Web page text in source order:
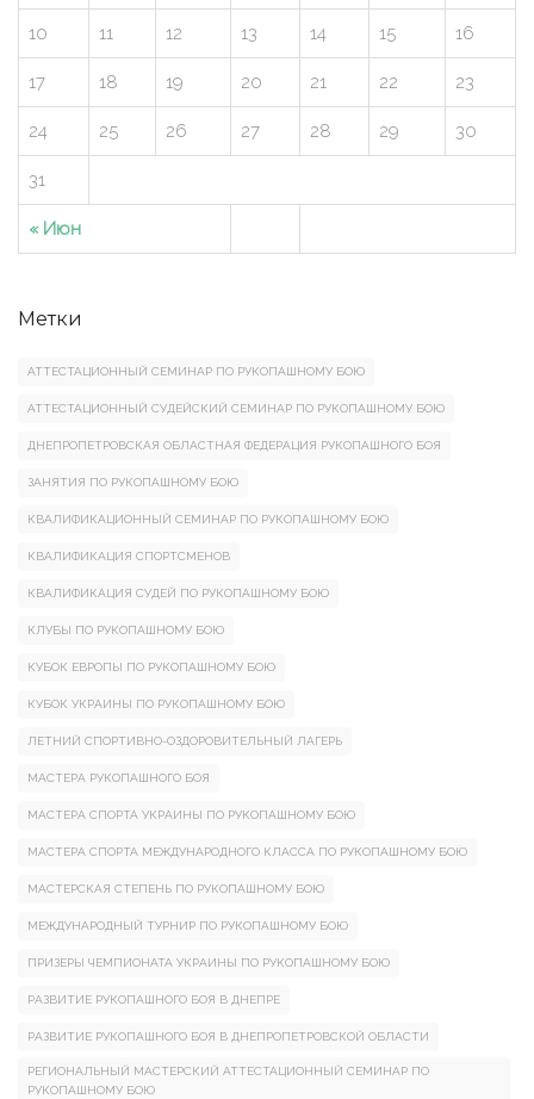
« Июн
10 11 12 13 14 15 16
17 18 19 20 21 22 23
24 25 26 27 28 29 30
31
Метки
АТТЕСТАЦИОННЫЙ СЕМИНАР ПО РУКОПАШНОМУ БОЮ
АТТЕСТАЦИОННЫЙ СУДЕЙСКИЙ СЕМИНАР ПО РУКОПАШНОМУ БОЮ
ДНЕПРОПЕТРОВСКАЯ ОБЛАСТНАЯ ФЕДЕРАЦИЯ РУКОПАШНОГО БОЯ
ЗАНЯТИЯ ПО РУКОПАШНОМУ БОЮ
КВАЛИФИКАЦИОННЫЙ СЕМИНАР ПО РУКОПАШНОМУ БОЮ
КВАЛИФИКАЦИЯ СПОРТСМЕНОВ
КВАЛИФИКАЦИЯ СУДЕЙ ПО РУКОПАШНОМУ БОЮ
КЛУБЫ ПО РУКОПАШНОМУ БОЮ
КУБОК ЕВРОПЫ ПО РУКОПАШНОМУ БОЮ
КУБОК УКРАИНЫ ПО РУКОПАШНОМУ БОЮ
ЛЕТНИЙ СПОРТИВНО-ОЗДОРОВИТЕЛЬНЫЙ ЛАГЕРЬ
МАСТЕРА РУКОПАШНОГО БОЯ
МАСТЕРА СПОРТА УКРАИНЫ ПО РУКОПАШНОМУ БОЮ
МАСТЕРА СПОРТА МЕЖДУНАРОДНОГО КЛАССА ПО РУКОПАШНОМУ БОЮ
МАСТЕРСКАЯ СТЕПЕНЬ ПО РУКОПАШНОМУ БОЮ
МЕЖДУНАРОДНЫЙ ТУРНИР ПО РУКОПАШНОМУ БОЮ
ПРИЗЕРЫ ЧЕМПИОНАТА УКРАИНЫ ПО РУКОПАШНОМУ БОЮ
РАЗВИТИЕ РУКОПАШНОГО БОЯ В ДНЕПРЕ
РАЗВИТИЕ РУКОПАШНОГО БОЯ В ДНЕПРОПЕТРОВСКОЙ ОБЛАСТИ
РЕГИОНАЛЬНЫЙ МАСТЕРСКИЙ АТТЕСТАЦИОННЫЙ СЕМИНАР ПО
РУКОПАШНОМУ БОЮ